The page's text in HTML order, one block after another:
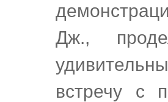
Дж.,
встречу с